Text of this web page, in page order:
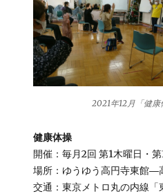
2021年12月「健
健康体操
開催：毎月2回 第1木曜日・
場所：ゆうゆう高円寺東館―
交通：東京メトロ丸の内線